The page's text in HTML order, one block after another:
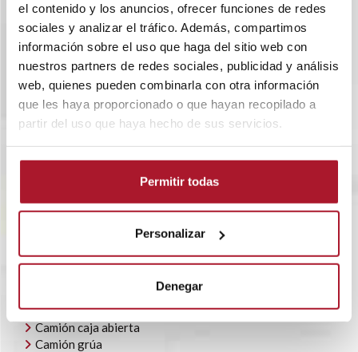
el contenido y los anuncios, ofrecer funciones de redes
sociales y analizar el tráfico. Además, compartimos
información sobre el uso que haga del sitio web con
nuestros partners de redes sociales, publicidad y análisis
web, quienes pueden combinarla con otra información
que les haya proporcionado o que hayan recopilado a
partir del uso que haya hecho de sus servicios.
Permitir todas
Personalizar
Denegar
SOBRE TRANSTEL
RENTING FLEXIBLE
CONTACTO
OFERTAS DE EMPLEO
Todoterrenos y furgonetas
Camión caja cerrada
Camión caja abierta
Camión grúa